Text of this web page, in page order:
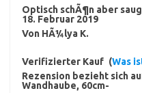
Optisch schÃ¶n aber
18. Februar 2019
Von HÃ¼lya K.
Verifizierter Kauf (Was
Rezension bezieht sich
Wandhaube, 60cm-